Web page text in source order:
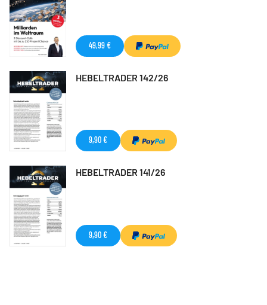
49,99 €
HEBELTRADER 142/26
9,90 €
HEBELTRADER 141/26
9,90 €